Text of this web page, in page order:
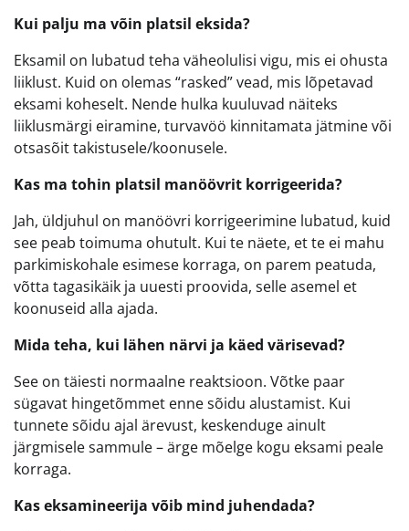
Kui palju ma võin platsil eksida?
Eksamil on lubatud teha väheolulisi vigu, mis ei ohusta
liiklust. Kuid on olemas “rasked” vead, mis lõpetavad
eksami koheselt. Nende hulka kuuluvad näiteks
liiklusmärgi eiramine, turvavöö kinnitamata jätmine või
otsasõit takistusele/koonusele.
Kas ma tohin platsil manöövrit korrigeerida?
Jah, üldjuhul on manöövri korrigeerimine lubatud, kuid
see peab toimuma ohutult. Kui te näete, et te ei mahu
parkimiskohale esimese korraga, on parem peatuda,
võtta tagasikäik ja uuesti proovida, selle asemel et
koonuseid alla ajada.
Mida teha, kui lähen närvi ja käed värisevad?
See on täiesti normaalne reaktsioon. Võtke paar
sügavat hingetõmmet enne sõidu alustamist. Kui
tunnete sõidu ajal ärevust, keskenduge ainult
järgmisele sammule – ärge mõelge kogu eksami peale
korraga.
Kas eksamineerija võib mind juhendada?